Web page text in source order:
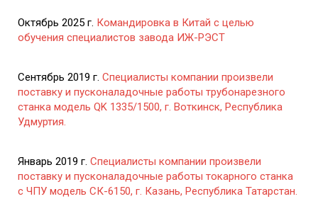
Октябрь 2025 г. Командировка в Китай с целью
обучения специалистов завода ИЖ-РЭСТ
Сентябрь 2019 г. Специалисты компании произвели
поставку и пусконаладочные работы трубонарезного
станка модель QK 1335/1500, г. Воткинск, Республика
Удмуртия.
Январь 2019 г. Специалисты компании произвели
поставку и пусконаладочные работы токарного станка
с ЧПУ модель СК-6150, г. Казань, Республика Татарстан.